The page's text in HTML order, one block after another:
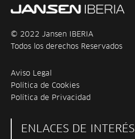
© 2022 Jansen IBERIA
Todos los derechos Reservados
Aviso Legal
Política de Cookies
Política de Privacidad
ENLACES DE INTERÉS